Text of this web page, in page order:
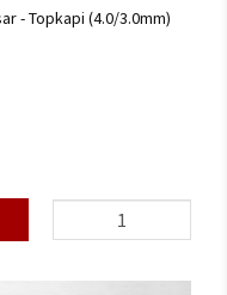
- Topkapi (4.0/3.0mm)